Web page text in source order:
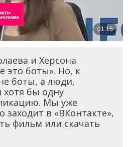
и Херсона
это боты». Но, к
боты, а люди,
хотя бы одну
Мы уже
заходит в «ВКонтакте»,
фильм или скачать